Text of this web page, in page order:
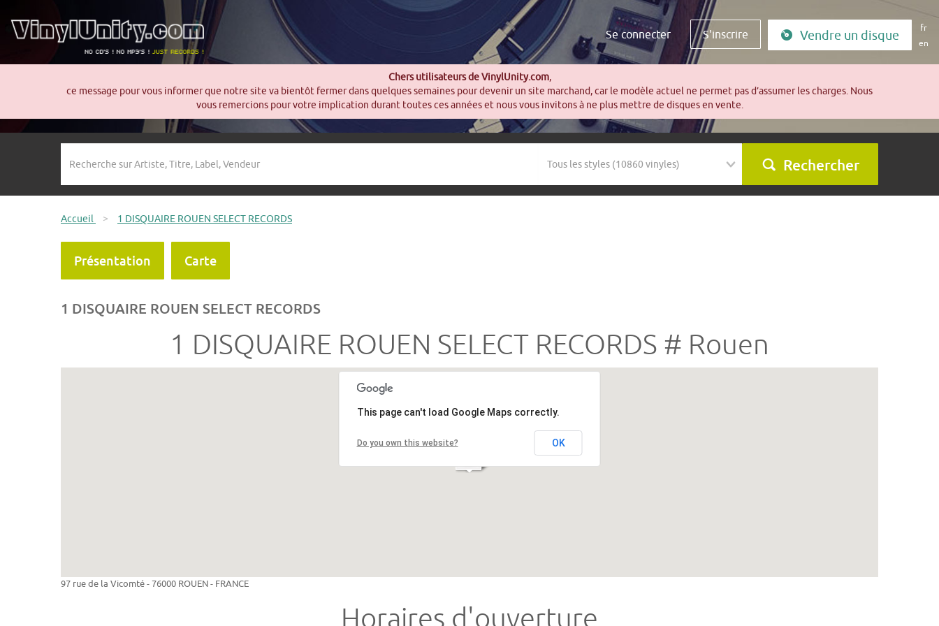
Chers utilisateurs de VinylUnity.com,
ce message pour vous informer que notre site va bientôt fermer dans quelques semaines pour devenir un site marchand, car le modèle actuel ne permet pas d’assumer les charges. Nous
vous remercions pour votre implication durant toutes ces années et nous vous invitons à ne plus mettre de disques en vente.
Se connecter S'inscrire Vendre un disque
fr
en
Rechercher
Accueil > 1 DISQUAIRE ROUEN SELECT RECORDS
Présentation Carte
1 DISQUAIRE ROUEN SELECT RECORDS
1 DISQUAIRE ROUEN SELECT RECORDS # Rouen
This page can't load Google Maps correctly.
Do you own this website? OK
97 rue de la Vicomté - 76000 ROUEN - FRANCE
Horaires d'ouverture